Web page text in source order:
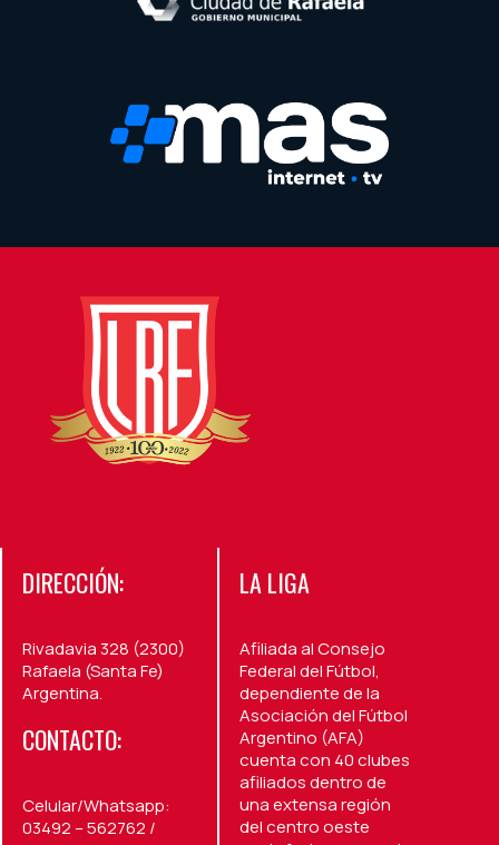
DIRECCIÓN:
Rivadavia 328 (2300)
Rafaela (Santa Fe)
Argentina.
CONTACTO:
Celular/Whatsapp:
03492 – 562762 /
LA LIGA
Afiliada al Consejo
Federal del Fútbol,
dependiente de la
Asociación del Fútbol
Argentino (AFA)
cuenta con 40 clubes
afiliados dentro de
una extensa región
del centro oeste